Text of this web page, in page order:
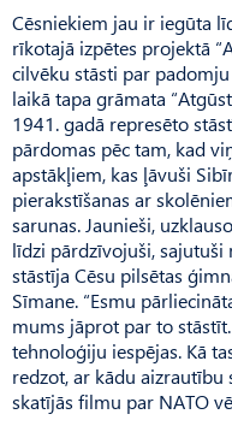
Cēsniekiem jau ir iegūta
rīkotajā izpētes projektā
cilvēku stāsti par
laikā tapa grāmata
1941. gadā represēto
pārdomas pēc tam, kad
apstākļiem, kas ļāvuši
pierakstīšanas ar
sarunas. Jaunieši,
līdzi pārdzīvojuši, sajutuši
stāstīja Cēsu pilsētas
Sīmane. “Esmu
mums jāprot par to
tehnoloģiju iespējas. Kā
redzot, ar kādu
skatījās filmu par NATO